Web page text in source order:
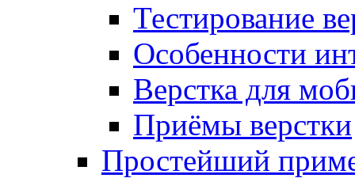
Тестирование
Особенности
Верстка для
Приёмы верстки
Простейший